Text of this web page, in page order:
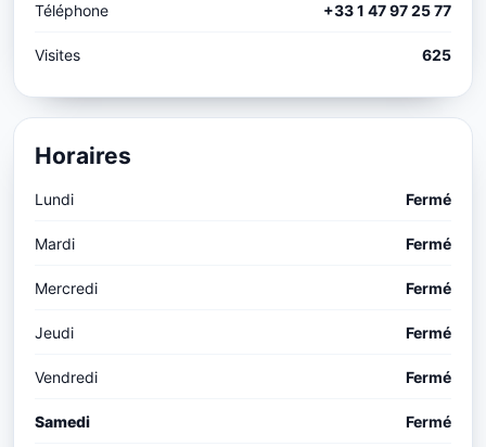
Téléphone +33 1 47 97 25 77
Visites 625
Horaires
Lundi Fermé
Mardi Fermé
Mercredi Fermé
Jeudi Fermé
Vendredi Fermé
Samedi Fermé